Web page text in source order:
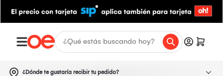
¿Dónde te gustaría recibir tu pedido?